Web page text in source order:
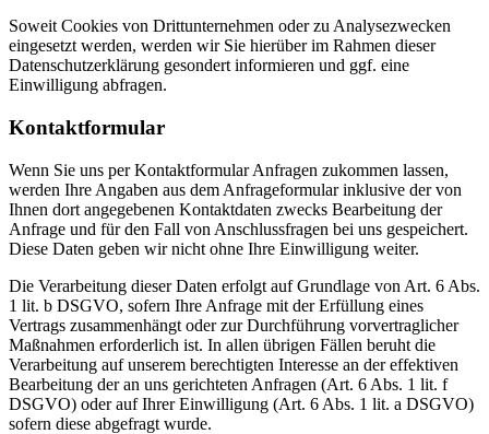
Soweit Cookies von Drittunternehmen oder zu Analysezwecken
eingesetzt werden, werden wir Sie hierüber im Rahmen dieser
Datenschutzerklärung gesondert informieren und ggf. eine
Einwilligung abfragen.
Kontaktformular
Wenn Sie uns per Kontaktformular Anfragen zukommen lassen,
werden Ihre Angaben aus dem Anfrageformular inklusive der von
Ihnen dort angegebenen Kontaktdaten zwecks Bearbeitung der
Anfrage und für den Fall von Anschlussfragen bei uns gespeichert.
Diese Daten geben wir nicht ohne Ihre Einwilligung weiter.
Die Verarbeitung dieser Daten erfolgt auf Grundlage von Art. 6 Abs.
1 lit. b DSGVO, sofern Ihre Anfrage mit der Erfüllung eines
Vertrags zusammenhängt oder zur Durchführung vorvertraglicher
Maßnahmen erforderlich ist. In allen übrigen Fällen beruht die
Verarbeitung auf unserem berechtigten Interesse an der effektiven
Bearbeitung der an uns gerichteten Anfragen (Art. 6 Abs. 1 lit. f
DSGVO) oder auf Ihrer Einwilligung (Art. 6 Abs. 1 lit. a DSGVO)
sofern diese abgefragt wurde.